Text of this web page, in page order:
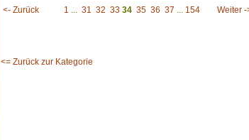
<- Zurück 1 ... 31 32 33 34 35 36 37 ... 154 Weiter -
<= Zurück zur Kategorie